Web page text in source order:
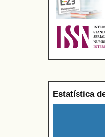
Estatística